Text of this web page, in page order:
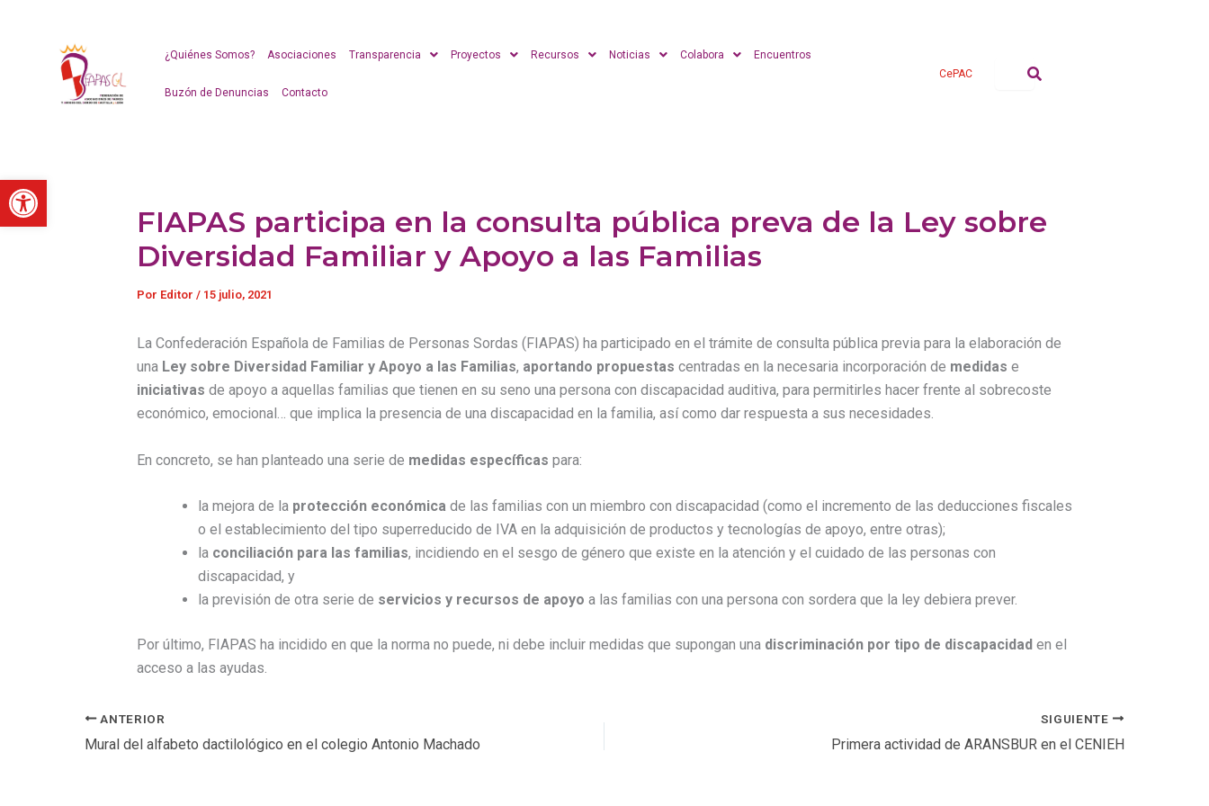
Abrir barra de herramientas
contenido
¿Quiénes Somos? Asociaciones Transparencia Proyectos Recursos Noticias Colabora Encuentros
Buzón de Denuncias Contacto
CePAC
FIAPAS participa en la consulta pública preva de la Ley sobre
Diversidad Familiar y Apoyo a las Familias
Por Editor / 15 julio, 2021
La Confederación Española de Familias de Personas Sordas (FIAPAS) ha participado en el trámite de consulta pública previa para la elaboración de
una Ley sobre Diversidad Familiar y Apoyo a las Familias, aportando propuestas centradas en la necesaria incorporación de medidas e
iniciativas de apoyo a aquellas familias que tienen en su seno una persona con discapacidad auditiva, para permitirles hacer frente al sobrecoste
económico, emocional… que implica la presencia de una discapacidad en la familia, así como dar respuesta a sus necesidades.
En concreto, se han planteado una serie de medidas específicas para:
la mejora de la protección económica de las familias con un miembro con discapacidad (como el incremento de las deducciones fiscales
o el establecimiento del tipo superreducido de IVA en la adquisición de productos y tecnologías de apoyo, entre otras);
la conciliación para las familias, incidiendo en el sesgo de género que existe en la atención y el cuidado de las personas con
discapacidad, y
la previsión de otra serie de servicios y recursos de apoyo a las familias con una persona con sordera que la ley debiera prever.
Por último, FIAPAS ha incidido en que la norma no puede, ni debe incluir medidas que supongan una discriminación por tipo de discapacidad en el
acceso a las ayudas.
ANTERIOR
Mural del alfabeto dactilológico en el colegio Antonio Machado
SIGUIENTE
Primera actividad de ARANSBUR en el CENIEH